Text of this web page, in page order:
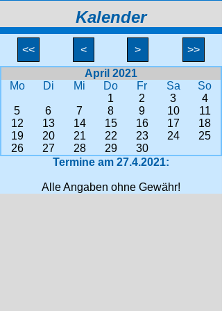
Kalender
<< < >
>>
April 2021
Mo
Di Mi Do Fr Sa
So
1
2 3
4
5
6 7 8 9 10
11
12
13 14 15 16 17
18
19
20 21 22 23 24
25
26
27 28 29
30
Termine am 27.4.2021:
Alle Angaben ohne Gewähr!